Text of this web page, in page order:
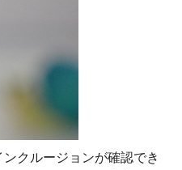
クルージョンが確認でき